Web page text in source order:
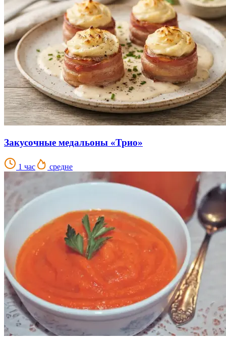
Закусочные медальоны «Трио»
1 час средне